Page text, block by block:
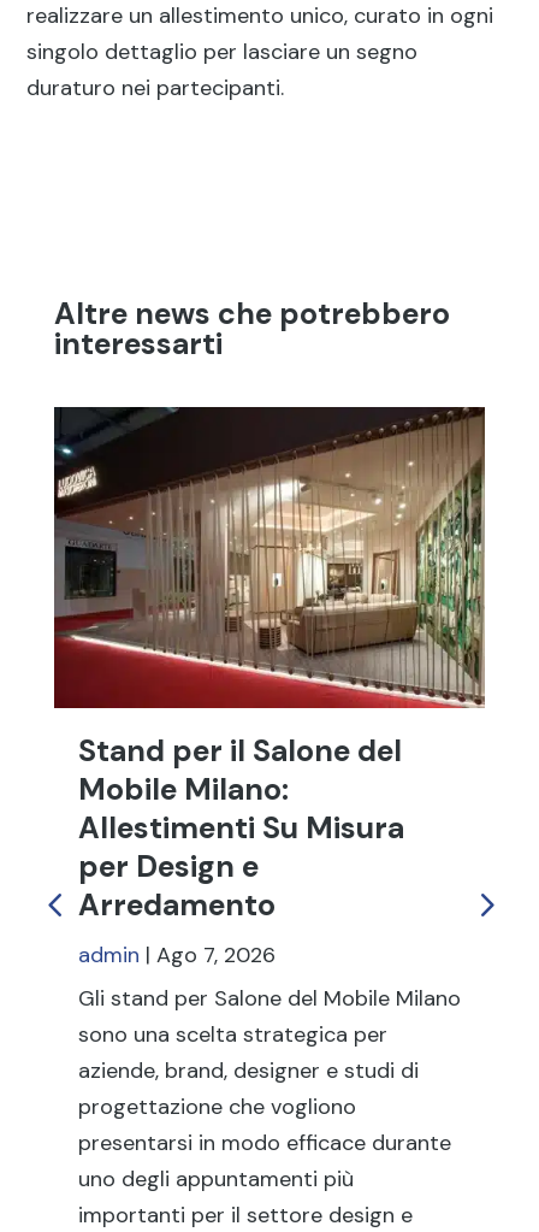
realizzare un allestimento unico, curato in ogni
singolo dettaglio per lasciare un segno
duraturo nei partecipanti.
Altre news che potrebbero
interessarti
Stand per il Salone del
Mobile Milano:
Allestimenti Su Misura
per Design e
Arredamento
admin | Ago 7, 2026
Gli stand per Salone del Mobile Milano
sono una scelta strategica per
aziende, brand, designer e studi di
progettazione che vogliono
presentarsi in modo efficace durante
uno degli appuntamenti più
importanti per il settore design e